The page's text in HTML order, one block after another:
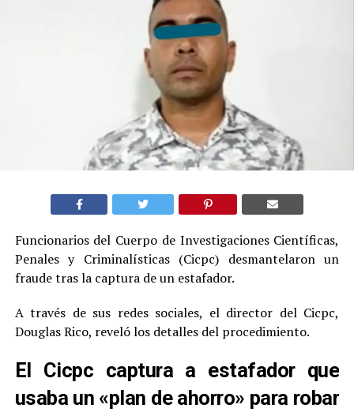
Funcionarios del Cuerpo de Investigaciones Científicas,
Penales y Criminalísticas (Cicpc) desmantelaron un
fraude tras la captura de un estafador.
A través de sus redes sociales, el director del Cicpc,
Douglas Rico, reveló los detalles del procedimiento.
El Cicpc captura a estafador que
usaba un «plan de ahorro» para robar